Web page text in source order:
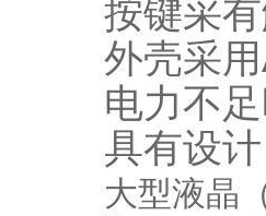
按键采
外壳采
电力不
具有设
大型液晶